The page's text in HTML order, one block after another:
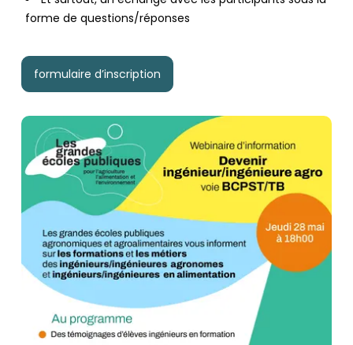
forme de questions/réponses
formulaire d’inscription